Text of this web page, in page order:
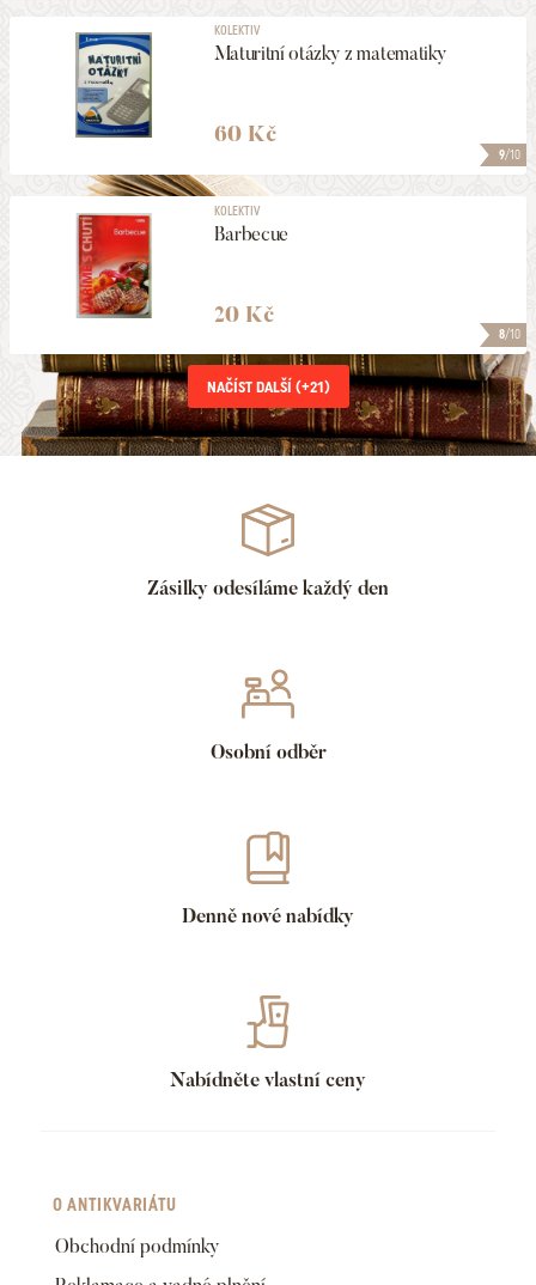
9/10
KOLEKTIV
Maturitní otázky z matematiky
60 Kč
8/10
KOLEKTIV
Barbecue
20 Kč
NAČÍST DALŠÍ (+21)
Zásilky odesíláme každý den
Osobní odběr
Denně nové nabídky
Nabídněte vlastní ceny
O ANTIKVARIÁTU
Obchodní podmínky